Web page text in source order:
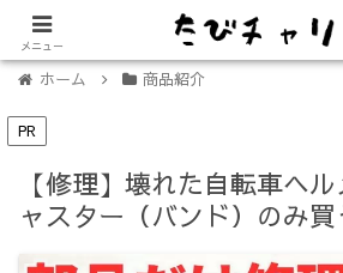
【免許不要に！】電動キックボード「
ホーム 商品紹介
PR
【修理】壊れた自転車ヘ
ャスター（バンド）のみ
メニュー